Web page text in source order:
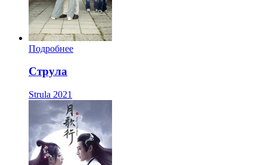
Подробнее
Струла
Strula 2021